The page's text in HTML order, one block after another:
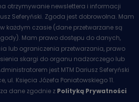
otrzymywanie newslettera i informacji
Seferyński. Zgoda jest dobrowolna. Mam
każdym czasie (dane przetwarzane są
Mam prawo dostępu do danych,
lub ograniczenia przetwarzania, prawo
skargi do organu nadzorczego lub
jest MTM Dariusz Seferyński
ul. Księcia Józefa Poniatowskiego 11.
dane zgodnie z Polityką Prywatności